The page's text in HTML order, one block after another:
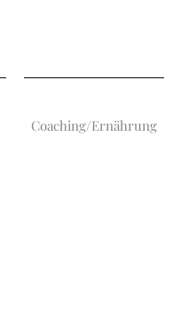
Coaching/Ernährung